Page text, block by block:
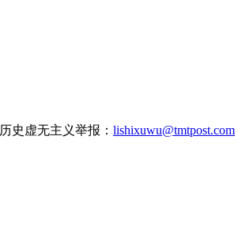
历史虚无主义举报： lishixuwu@tmtpost.com